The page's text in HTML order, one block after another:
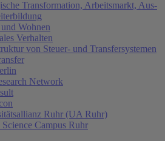
Transformation, Arbeitsmarkt, Aus-
Wohnen
Verhalten
von Steuer- und Transfersystemen
Network
Ruhr (UA Ruhr)
Campus Ruhr